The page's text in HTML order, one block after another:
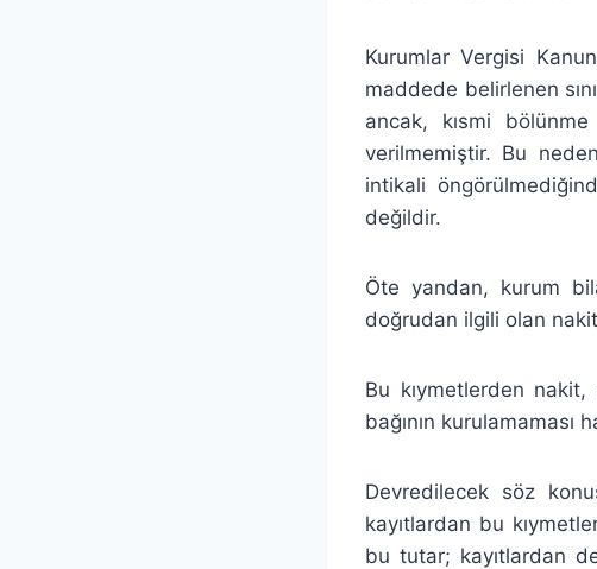
Kurumlar Vergisi
maddede belirlenen
ancak, kısmi
verilmemiştir. Bu
intikali
değildir.
Öte yandan, kurum
doğrudan ilgili olan
Bu kıymetlerden
bağının kurulamaması
Devredilecek söz
kayıtlardan bu
bu tutar; kayıtlardan